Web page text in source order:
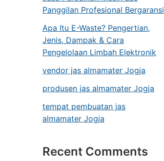
Panggilan Profesional Bergaransi
Apa Itu E-Waste? Pengertian,
Jenis, Dampak & Cara
Pengelolaan Limbah Elektronik
vendor jas almamater Jogja
produsen jas almamater Jogja
tempat pembuatan jas
almamater Jogja
Recent Comments